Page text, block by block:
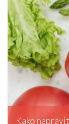
Kako